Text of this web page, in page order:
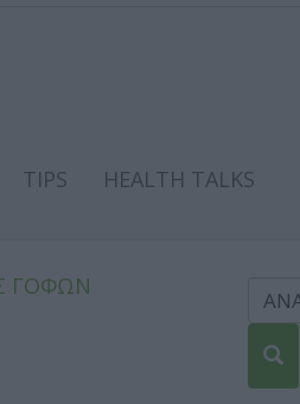
TIPS
HEALTH TALKS
ΓΟΦΩΝ